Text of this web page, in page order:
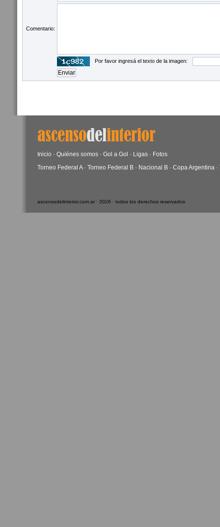
Comentario:
Por favor ingresá el texto de la imagen:
Inicio · Quiénes somos · Gol a Gol · Ligas · Fotos
Torneo Federal A· Torneo Federal B · Nacional B · Copa Argentina ·
ascensodelinterior.com.ar · 2026 · todos los derechos reservados